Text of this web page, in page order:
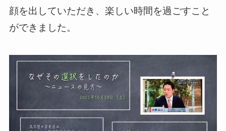
顔を出していただき、楽しい時間を過ごすこと
ができました。